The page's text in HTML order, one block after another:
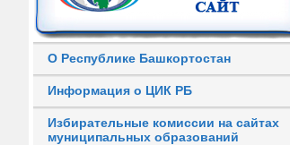
О Республике Башкортостан
Информация о ЦИК РБ
Избирательные комиссии на сайтах
муниципальных образований